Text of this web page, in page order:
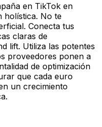
en TikTok en
holística. No te
Conecta tus
claras de
lift. Utiliza las potentes
proveedores ponen a
de optimización
que cada euro
un crecimiento